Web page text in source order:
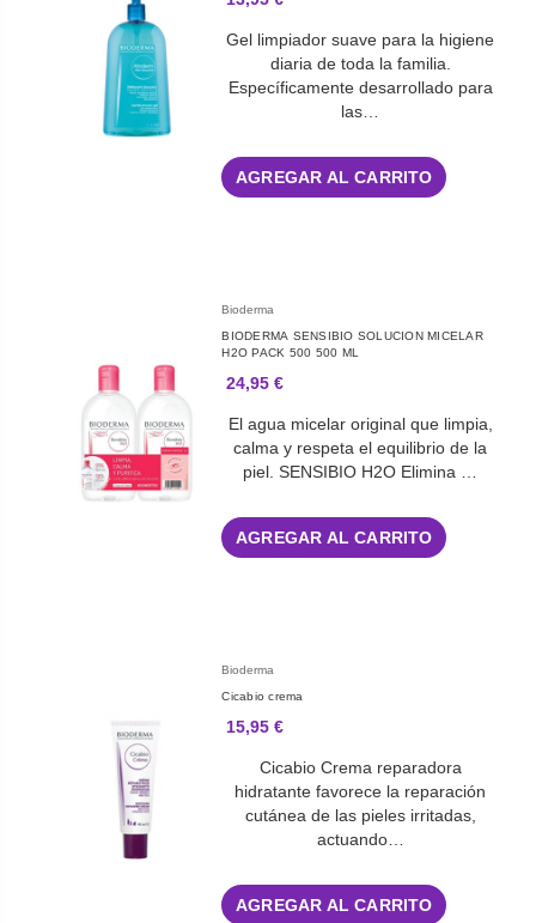
Gel limpiador suave para la higiene
diaria de toda la familia.
Específicamente desarrollado para
las…
AGREGAR AL CARRITO
Bioderma
BIODERMA SENSIBIO SOLUCION MICELAR
H2O PACK 500 500 ML
24,95 €
El agua micelar original que limpia,
calma y respeta el equilibrio de la
piel. SENSIBIO H2O Elimina …
AGREGAR AL CARRITO
Bioderma
Cicabio crema
15,95 €
Cicabio Crema reparadora
hidratante favorece la reparación
cutánea de las pieles irritadas,
actuando…
AGREGAR AL CARRITO